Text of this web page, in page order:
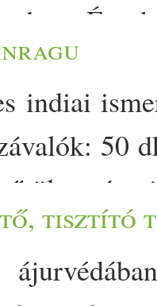
-
a chili
a
fel a
indiai
50
1
gerezd
tisztító